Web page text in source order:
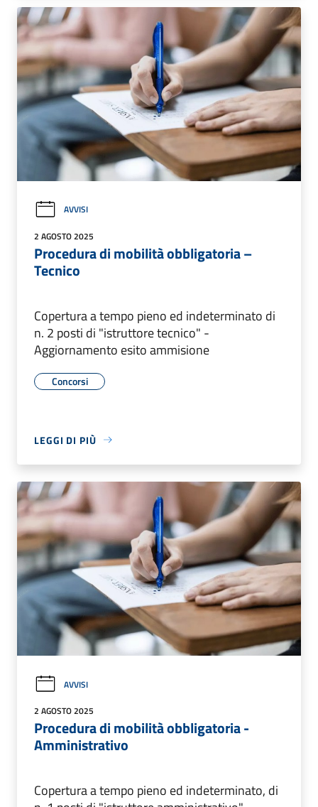
AVVISI
2 AGOSTO 2025
Procedura di mobilità obbligatoria –
Tecnico
Copertura a tempo pieno ed indeterminato di
n. 2 posti di "istruttore tecnico" -
Aggiornamento esito ammisione
Concorsi
LEGGI DI PIÙ
AVVISI
2 AGOSTO 2025
Procedura di mobilità obbligatoria -
Amministrativo
Copertura a tempo pieno ed indeterminato, di